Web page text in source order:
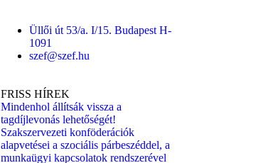
Üllői út 53/a. I/15. Budapest H-
1091
szef@szef.hu
FRISS HÍREK
Mindenhol állítsák vissza a
tagdíjlevonás lehetőségét!
Szakszervezeti konföderációk
alapvetései a szociális párbeszéddel, a
munkaügyi kapcsolatok rendszerével